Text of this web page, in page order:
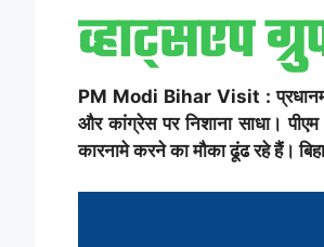
PM Modi Bihar Visit :
और कांग्रेस पर निशाना साधा।
कारनामे करने का मौका ढूंढ रहे हैं।